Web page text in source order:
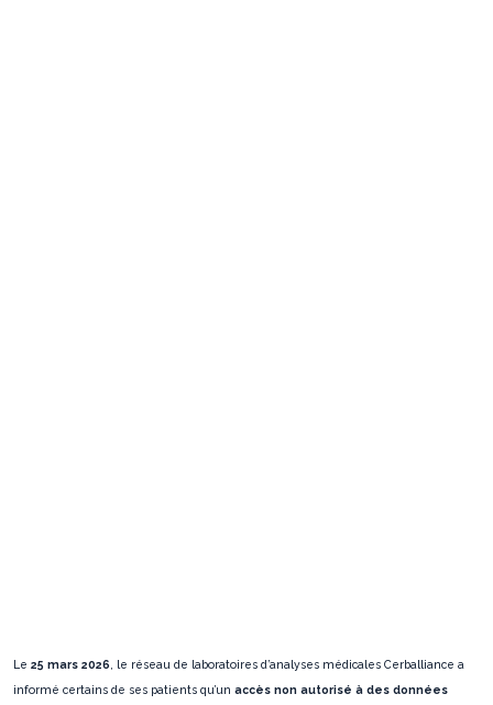
Le 25 mars 2026 , le réseau de laboratoires d’analyses médicales Cerballiance a
informé certains de ses patients qu’un accès non autorisé à des données